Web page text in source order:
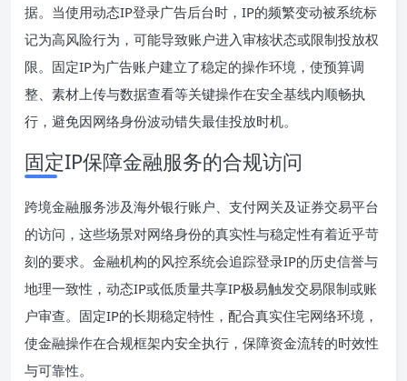
据。当使用动态IP登录广告后台时，IP的频繁变动被系统标
记为高风险行为，可能导致账户进入审核状态或限制投放权
限。固定IP为广告账户建立了稳定的操作环境，使预算调
整、素材上传与数据查看等关键操作在安全基线内顺畅执
行，避免因网络身份波动错失最佳投放时机。
固定IP保障金融服务的合规访问
跨境金融服务涉及海外银行账户、支付网关及证券交易平台
的访问，这些场景对网络身份的真实性与稳定性有着近乎苛
刻的要求。金融机构的风控系统会追踪登录IP的历史信誉与
地理一致性，动态IP或低质量共享IP极易触发交易限制或账
户审查。固定IP的长期稳定特性，配合真实住宅网络环境，
使金融操作在合规框架内安全执行，保障资金流转的时效性
与可靠性。